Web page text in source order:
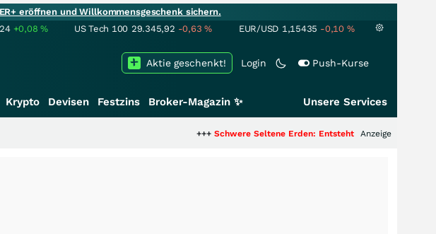
eröffnen und Willkommensgeschenk sichern.
+0,08% US Tech 100 29.345,92 -0,63% EUR/USD 1,15435 -0,10 %
Login Push-Kurse
Aktie geschenkt!
Krypto Devisen Festzins Broker-Magazin ✨ Unsere Services
Schwere Seltene Erden: Entsteht hier die nächste
Anzeige